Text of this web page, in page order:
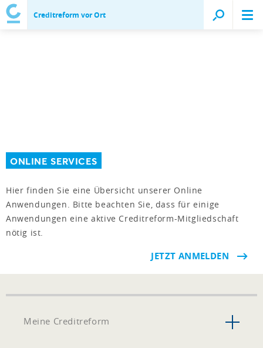
Creditreform vor Ort
ONLINE SERVICES
Hier finden Sie eine Übersicht unserer Online
Anwendungen. Bitte beachten Sie, dass für einige
Anwendungen eine aktive Creditreform-Mitgliedschaft
nötig ist.
JETZT ANMELDEN
Meine Creditreform